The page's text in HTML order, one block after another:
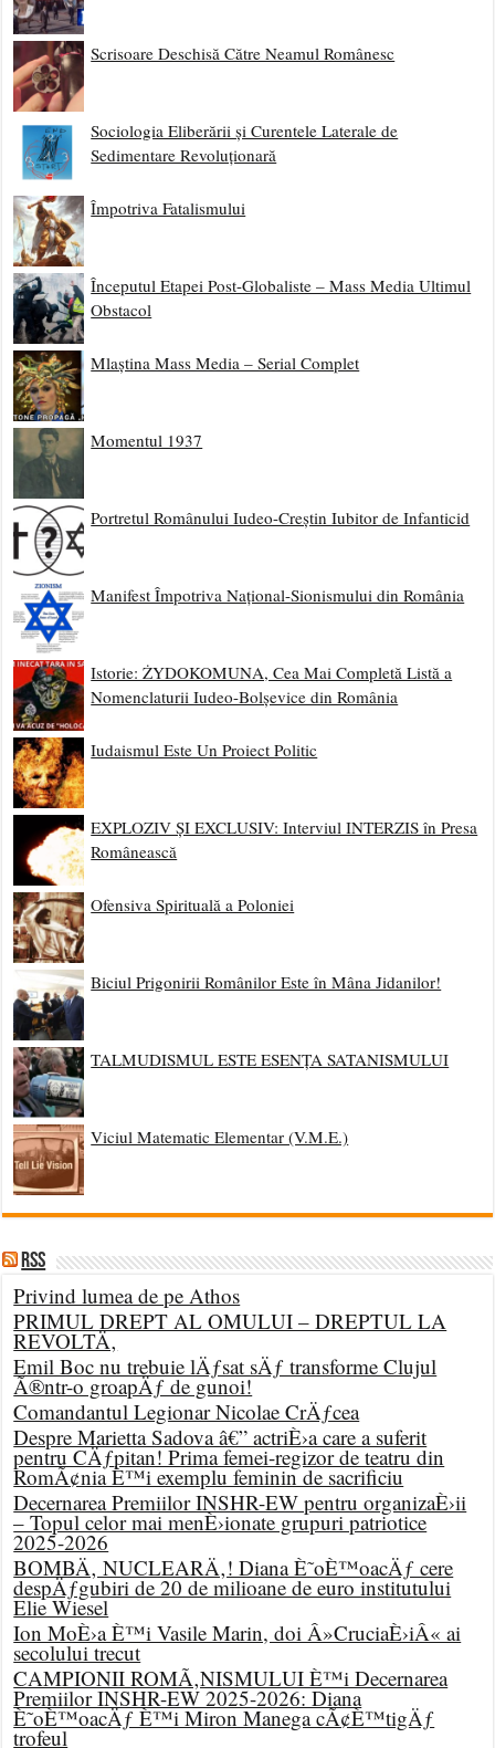
Scrisoare Deschisă Către Neamul Românesc
Sociologia Eliberării și Curentele Laterale de
Sedimentare Revoluționară
Împotriva Fatalismului
Începutul Etapei Post-Globaliste – Mass Media Ultimul
Obstacol
Mlaștina Mass Media – Serial Complet
Momentul 1937
Portretul Românului Iudeo-Creștin Iubitor de Infanticid
Manifest Împotriva Național-Sionismului din România
Istorie: ŻYDOKOMUNA, Cea Mai Completă Listă a
Nomenclaturii Iudeo-Bolșevice din România
Iudaismul Este Un Proiect Politic
EXPLOZIV ȘI EXCLUSIV: Interviul INTERZIS în Presa
Românească
Ofensiva Spirituală a Poloniei
Biciul Prigonirii Românilor Este în Mâna Jidanilor!
TALMUDISMUL ESTE ESENȚA SATANISMULUI
Viciul Matematic Elementar (V.M.E.)
RSS
Privind lumea de pe Athos
PRIMUL DREPT AL OMULUI – DREPTUL LA
REVOLTÄ‚
Emil Boc nu trebuie lÄƒsat sÄƒ transforme Clujul
Ã®ntr-o groapÄƒ de gunoi!
Comandantul Legionar Nicolae CrÄƒcea
Despre Marietta Sadova â€” actriÈ›a care a suferit
pentru CÄƒpitan! Prima femei-regizor de teatru din
RomÃ¢nia È™i exemplu feminin de sacrificiu
Decernarea Premiilor INSHR-EW pentru organizaÈ›ii
– Topul celor mai menÈ›ionate grupuri patriotice
2025-2026
BOMBÄ‚ NUCLEARÄ‚! Diana È˜oÈ™oacÄƒ cere
despÄƒgubiri de 20 de milioane de euro institutului
Elie Wiesel
Ion MoÈ›a È™i Vasile Marin, doi Â»CruciaÈ›iÂ« ai
secolului trecut
CAMPIONII ROMÃ‚NISMULUI È™i Decernarea
Premiilor INSHR-EW 2025-2026: Diana
È˜oÈ™oacÄƒ È™i Miron Manega cÃ¢È™tigÄƒ
trofeul